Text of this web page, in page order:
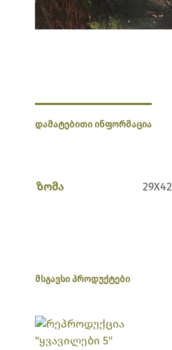
ᲓᲐᲛᲐᲢᲔᲑᲘᲗᲘ ᲘᲜᲤᲝᲠᲛᲐᲪᲘᲐ
ზომა 29X42
ᲛᲡᲒᲐᲕᲡᲘ ᲞᲠᲝᲓᲣᲥᲢᲔᲑᲘ